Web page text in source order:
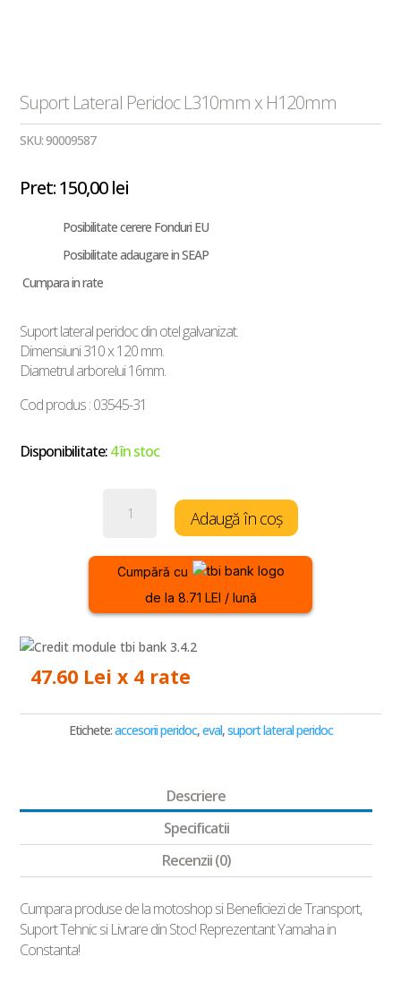
Suport Lateral Peridoc L310mm x H120mm
SKU:90009587
Pret:150,00lei
Posibilitate cerere Fonduri EU
Posibilitate adaugare in SEAP
Cumpara in rate
Suport lateral peridoc din otel galvanizat.
Dimensiuni 310 x 120 mm.
Diametrul arborelui 16mm.
Cod produs : 03545-31
Disponibilitate:4 în stoc
Suport
Peridoc
L310mm
H120mm
Adaugă în coș
Cumpără cu
de la 8.71 LEI / lună
47.60 Lei x 4 rate
Etichete:accesorii peridoc,eval,suport lateral peridoc
Descriere
Specificatii
Recenzii (0)
Cumpara produse de la motoshop si Beneficiezi de Transport,
Suport Tehnic si Livrare din Stoc! Reprezentant Yamaha in
Constanta!